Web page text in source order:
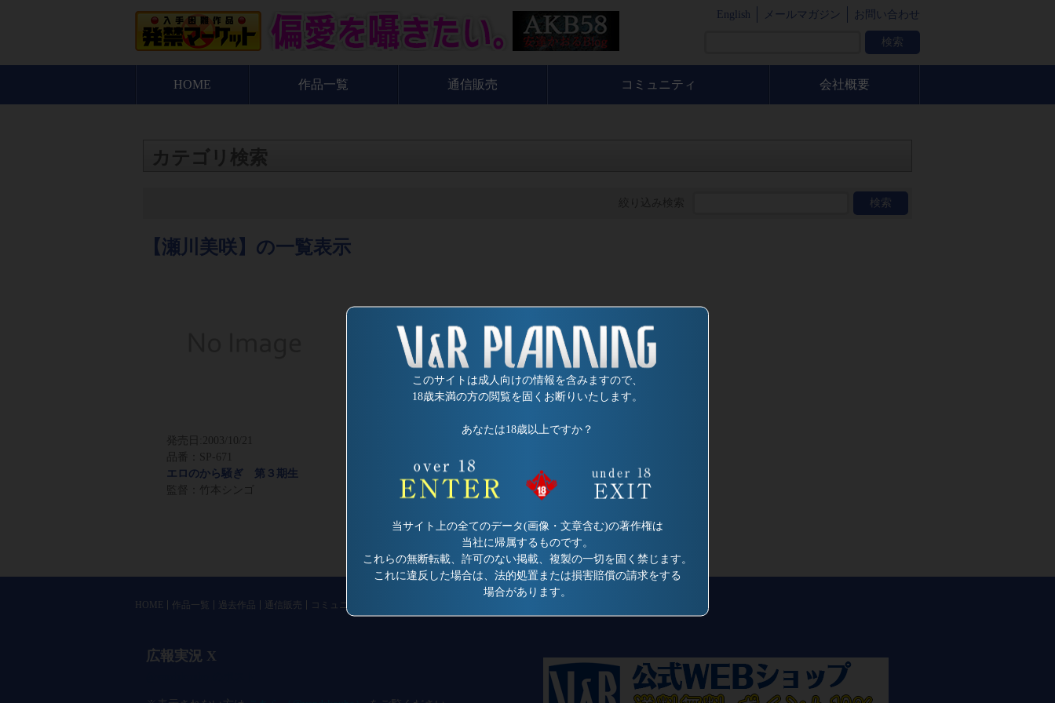
このサイトは成人向けの情報を含みますので、
18歳未満の方の閲覧を固くお断りいたします。
あなたは18歳以上ですか？
当サイト上の全てのデータ(画像・文章含む)の著作権は
当社に帰属するものです。
これらの無断転載、許可のない掲載、複製の一切を固く禁じます。
これに違反した場合は、法的処置または損害賠償の請求をする
場合があります。
English メールマガジン お問い合わせ
HOME 作品一覧 通信販売 コミュニティ 会社概要
カテゴリ検索
【瀬川美咲】の一覧表示
発売日: 2003/10/21
品番：SP-671
エロのから騒ぎ 第３期生
監督：竹本シンゴ
HOME 作品一覧 過去作品 通信販売 コミュニティ
広報実況 X